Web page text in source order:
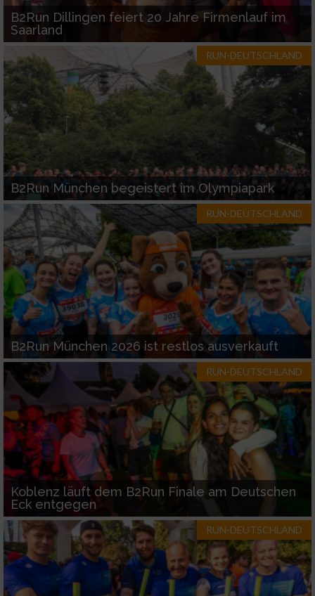
B2Run Dillingen feiert 20 Jahre Firmenlauf im
Saarland
RUN-DEUTSCHLAND
B2Run München begeistert im Olympiapark
RUN-DEUTSCHLAND
B2Run München 2026 ist restlos ausverkauft
RUN-DEUTSCHLAND
Koblenz läuft dem B2Run Finale am Deutschen
Eck entgegen
RUN-DEUTSCHLAND